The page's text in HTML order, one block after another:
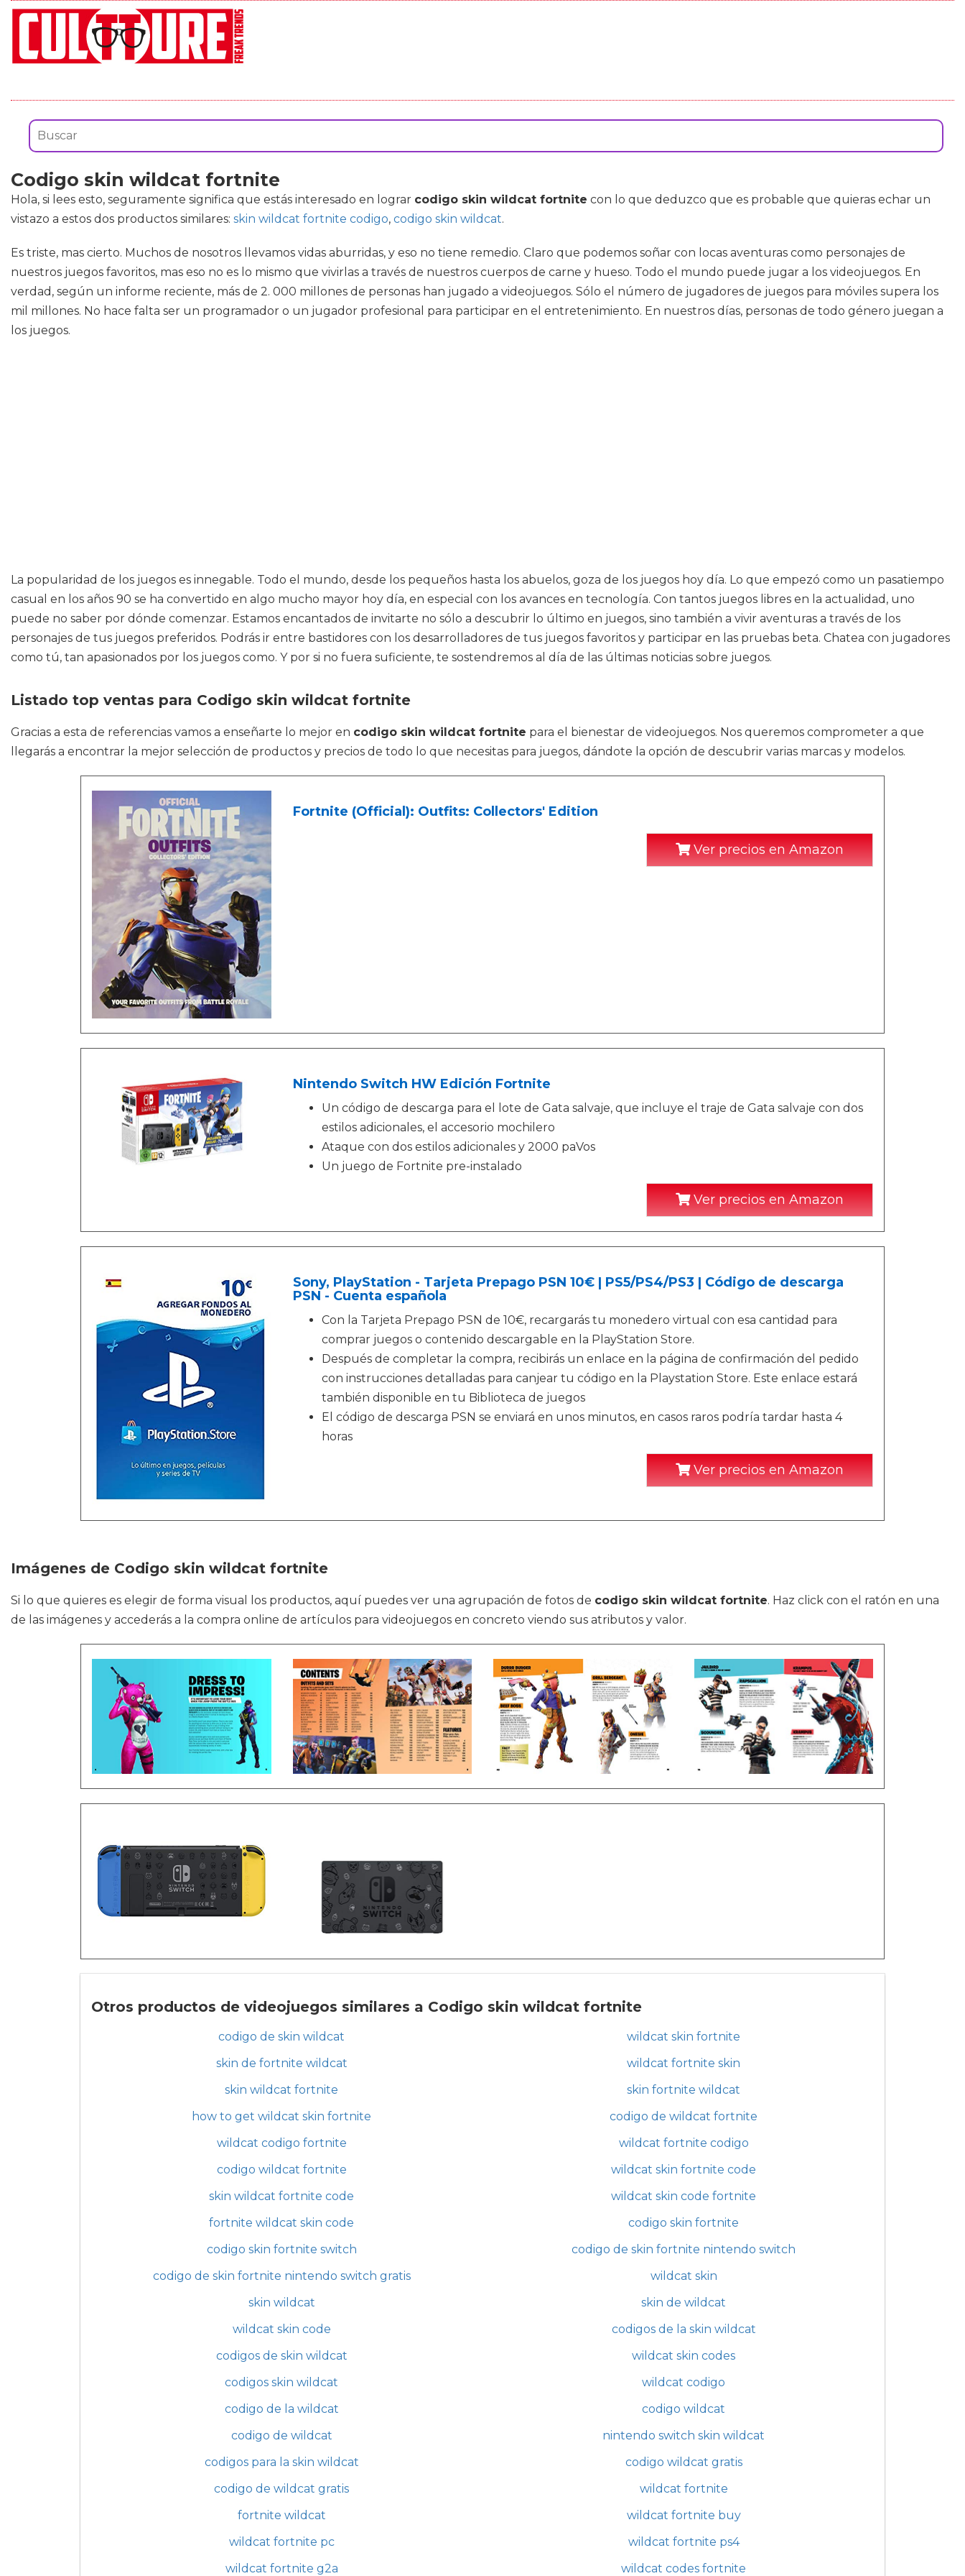
Codigo skin wildcat fortnite
Hola, si lees esto, seguramente significa que estás interesado en lograr codigo skin wildcat fortnite con lo que deduzco que es probable que quieras echar un
vistazo a estos dos productos similares: skin wildcat fortnite codigo, codigo skin wildcat.
Es triste, mas cierto. Muchos de nosotros llevamos vidas aburridas, y eso no tiene remedio. Claro que podemos soñar con locas aventuras como personajes de
nuestros juegos favoritos, mas eso no es lo mismo que vivirlas a través de nuestros cuerpos de carne y hueso. Todo el mundo puede jugar a los videojuegos. En
verdad, según un informe reciente, más de 2. 000 millones de personas han jugado a videojuegos. Sólo el número de jugadores de juegos para móviles supera los
mil millones. No hace falta ser un programador o un jugador profesional para participar en el entretenimiento. En nuestros días, personas de todo género juegan a
los juegos.
La popularidad de los juegos es innegable. Todo el mundo, desde los pequeños hasta los abuelos, goza de los juegos hoy día. Lo que empezó como un pasatiempo
casual en los años 90 se ha convertido en algo mucho mayor hoy día, en especial con los avances en tecnología. Con tantos juegos libres en la actualidad, uno
puede no saber por dónde comenzar. Estamos encantados de invitarte no sólo a descubrir lo último en juegos, sino también a vivir aventuras a través de los
personajes de tus juegos preferidos. Podrás ir entre bastidores con los desarrolladores de tus juegos favoritos y participar en las pruebas beta. Chatea con jugadores
como tú, tan apasionados por los juegos como. Y por si no fuera suficiente, te sostendremos al día de las últimas noticias sobre juegos.
Listado top ventas para Codigo skin wildcat fortnite
Gracias a esta de referencias vamos a enseñarte lo mejor en codigo skin wildcat fortnite para el bienestar de videojuegos. Nos queremos comprometer a que
llegarás a encontrar la mejor selección de productos y precios de todo lo que necesitas para juegos, dándote la opción de descubrir varias marcas y modelos.
Fortnite (Official): Outfits: Collectors' Edition
Ver precios en Amazon
Nintendo Switch HW Edición Fortnite
Un código de descarga para el lote de Gata salvaje, que incluye el traje de Gata salvaje con dos
estilos adicionales, el accesorio mochilero
Ataque con dos estilos adicionales y 2000 paVos
Un juego de Fortnite pre-instalado
Ver precios en Amazon
Sony, PlayStation - Tarjeta Prepago PSN 10€ | PS5/PS4/PS3 | Código de descarga
PSN - Cuenta española
Con la Tarjeta Prepago PSN de 10€, recargarás tu monedero virtual con esa cantidad para
comprar juegos o contenido descargable en la PlayStation Store.
Después de completar la compra, recibirás un enlace en la página de confirmación del pedido
con instrucciones detalladas para canjear tu código en la Playstation Store. Este enlace estará
también disponible en tu Biblioteca de juegos
El código de descarga PSN se enviará en unos minutos, en casos raros podría tardar hasta 4
horas
Ver precios en Amazon
Imágenes de Codigo skin wildcat fortnite
Si lo que quieres es elegir de forma visual los productos, aquí puedes ver una agrupación de fotos de codigo skin wildcat fortnite. Haz click con el ratón en una
de las imágenes y accederás a la compra online de artículos para videojuegos en concreto viendo sus atributos y valor.
Otros productos de videojuegos similares a Codigo skin wildcat fortnite
codigo de skin wildcat
wildcat skin fortnite
skin de fortnite wildcat
wildcat fortnite skin
skin wildcat fortnite
skin fortnite wildcat
how to get wildcat skin fortnite
codigo de wildcat fortnite
wildcat codigo fortnite
wildcat fortnite codigo
codigo wildcat fortnite
wildcat skin fortnite code
skin wildcat fortnite code
wildcat skin code fortnite
fortnite wildcat skin code
codigo skin fortnite
codigo skin fortnite switch
codigo de skin fortnite nintendo switch
codigo de skin fortnite nintendo switch gratis
wildcat skin
skin wildcat
skin de wildcat
wildcat skin code
codigos de la skin wildcat
codigos de skin wildcat
wildcat skin codes
codigos skin wildcat
wildcat codigo
codigo de la wildcat
codigo wildcat
codigo de wildcat
nintendo switch skin wildcat
codigos para la skin wildcat
codigo wildcat gratis
codigo de wildcat gratis
wildcat fortnite
fortnite wildcat
wildcat fortnite buy
wildcat fortnite pc
wildcat fortnite ps4
wildcat fortnite g2a
wildcat codes fortnite